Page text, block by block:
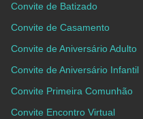
Convite de Batizado
Convite de Casamento
Convite de Aniversário Adulto
Convite de Aniversário Infantil
Convite Primeira Comunhão
Convite Encontro Virtual